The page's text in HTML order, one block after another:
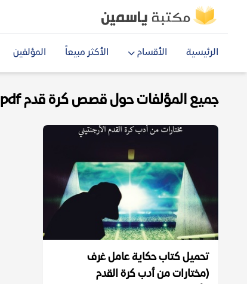
الرئيسية الأقسام الأكثر مبيعاً المؤلفين
جميع المؤلفات حول قصص كرة قدم pdf
تحميل كتاب حكاية عامل غرف
(مختارات من أدب كرة القدم